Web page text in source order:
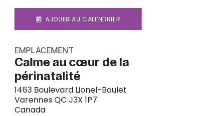
AJOUER AU CALENDRIER
EMPLACEMENT
Calme au cœur de la
périnatalité
1463 Boulevard Lionel-Boulet
Varennes QC J3X 1P7
Canada